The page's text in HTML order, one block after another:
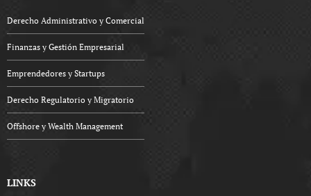
Derecho Administrativo y Comercial
Finanzas y Gestión Empresarial
Emprendedores y Startups
Derecho Regulatorio y Migratorio
Offshore y Wealth Management
LINKS